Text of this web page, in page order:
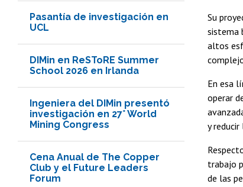
Pasantía de investigación en
UCL
DIMin en ReSToRE Summer
School 2026 en Irlanda
Ingeniera del DIMin presentó
investigación en 27° World
Mining Congress
Cena Anual de The Copper
Club y el Future Leaders
Forum
Su
sistema
altos
En esa
operar
y reducir
trabajo
de las